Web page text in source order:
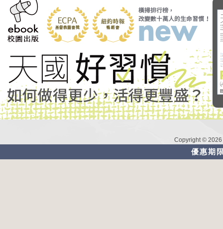
Copyright © 2026
優惠期